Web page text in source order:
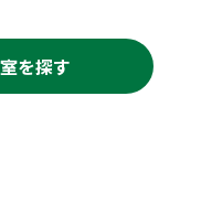
を探す